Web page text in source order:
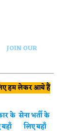
JOIN OUR
हम लेकर आये हैं
के सेना भर्ती के
लिए यहाँ